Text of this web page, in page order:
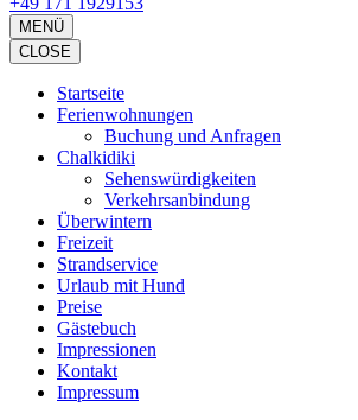
MENÜ
CLOSE
Startseite
Ferienwohnungen
Buchung und Anfragen
Chalkidiki
Sehenswürdigkeiten
Verkehrsanbindung
Überwintern
Freizeit
Strandservice
Urlaub mit Hund
Preise
Gästebuch
Impressionen
Kontakt
Impressum